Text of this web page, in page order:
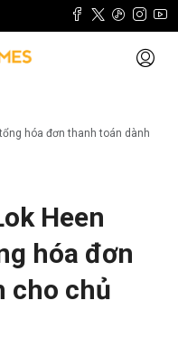
hóa đơn thanh toán dành
Heen
hóa đơn
cho chủ